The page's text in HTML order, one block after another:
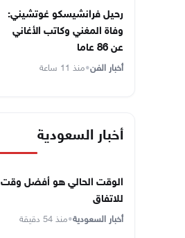
رحيل فرانشيسكو غوتشيني:
وفاة المغني وكاتب الأغاني
عن 86 عاما
أخبار الفن•منذ 11 ساعة
أخبار السعودية
الوقت الحالي هو أفضل وقت
للاتفاق
أخبار السعودية•منذ 54 دقيقة